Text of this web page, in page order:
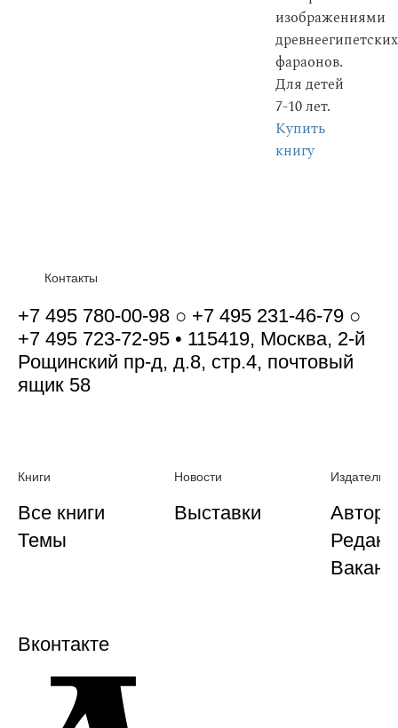
изображениями
древнеегипетских
фараонов.
Для детей
7-10 лет.
Купить
книгу
Контакты
+7 495 780-00-98 ○ +7 495 231-46-79 ○
+7 495 723-72-95 • 115419, Москва, 2-й
Рощинский пр-д, д.8, стр.4, почтовый
ящик 58
Книги
Все книги
Темы
Новости
Выставки
Вконтакте